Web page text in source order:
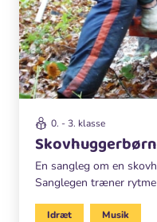
0. - 3. klasse
En sangleg om en
Sanglegen træner
Idræt Musik